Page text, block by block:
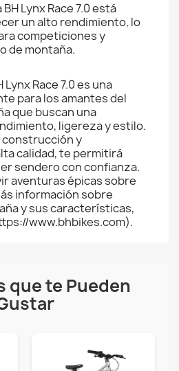
Lynx Race 7.0 está
un alto rendimiento, lo
competiciones y
de montaña.
Lynx Race 7.0 es una
para los amantes del
que buscan una
ligereza y estilo.
y
calidad, te permitirá
sendero con confianza.
aventuras épicas sobre
información sobre
y sus características,
www.bhbikes.com).
que te Pueden